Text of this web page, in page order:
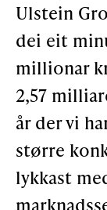
Bidra til
OM ULSTEIN
Kontakt oss
Om oss
Ulstein
dei eit
millionar
2,57
år der vi
større
lykkast